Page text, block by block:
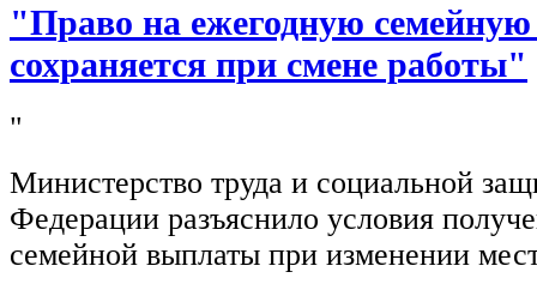
"Право на ежегодную
сохраняется при смене работы"
"
Министерство труда и социальной
Федерации разъяснило условия
семейной выплаты при изменении